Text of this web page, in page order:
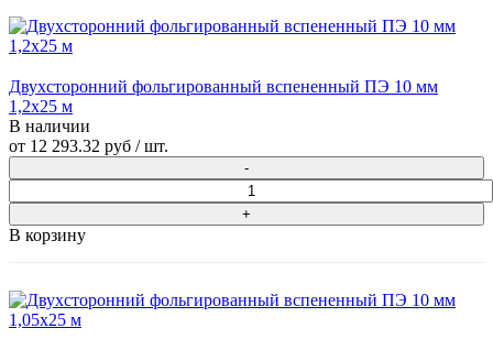
Двухсторонний фольгированный вспененный ПЭ 10 мм
1,2x25 м
В наличии
от 12 293.32 руб / шт.
В корзину